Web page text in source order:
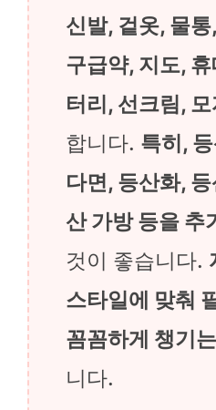
신발, 겉옷, 물
구급약, 지도,
터리, 선크림,
합니다. 특히,
다면, 등산화,
산 가방 등을 추
것이 좋습니다.
스타일에 맞춰
꼼꼼하게 챙기
니다.